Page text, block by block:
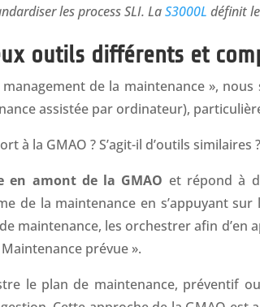
les process SLI. LaS3000L définit
outils différents et
management de la maintenance »,
assistée par ordinateur),
à la GMAO ? S’agit-il d’outils similaires ?
en amont de la GMAO et répond à
de la maintenance en s’appuyant sur
maintenance, les orchestrer afin d’en
prévue ».
le plan de maintenance, préventif